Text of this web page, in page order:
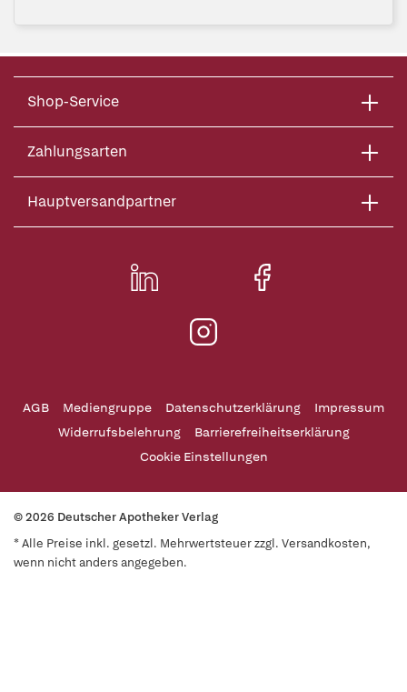
Shop-Service
Zahlungsarten
Hauptversandpartner
AGB Mediengruppe Datenschutzerklärung
Impressum
Widerrufsbelehrung
Barrierefreiheitserklärung
Cookie Einstellungen
© 2026 Deutscher Apotheker Verlag
* Alle Preise inkl. gesetzl. Mehrwertsteuer zzgl. Versandkosten,
wenn nicht anders angegeben.